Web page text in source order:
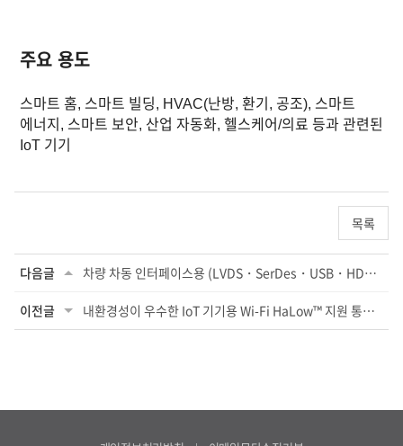
주요 용도
스마트 홈, 스마트 빌딩, HVAC(난방, 환기, 공조), 스마트
에너지, 스마트 보안, 산업 자동화, 헬스케어/의료 등과 관련된
IoT 기기
목록
다음글 차량 차동 인터페이스용 (LVDS・SerDes・USB・HDMI) 1210사이즈 칩 공통 모드 초크 코일...
이전글 내환경성이 우수한 IoT 기기용 Wi-Fi HaLow™ 지원 통신 모듈 개발